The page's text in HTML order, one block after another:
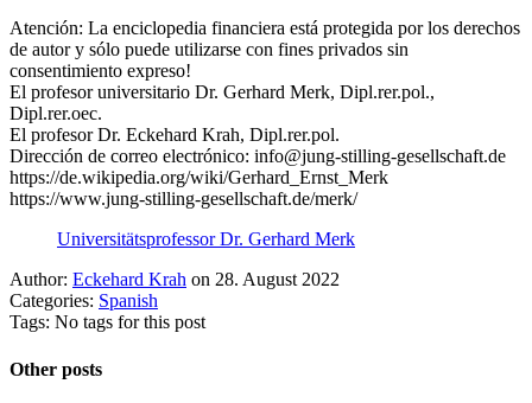
Atención: La enciclopedia financiera está protegida por los derechos
de autor y sólo puede utilizarse con fines privados sin
consentimiento expreso!
El profesor universitario Dr. Gerhard Merk, Dipl.rer.pol.,
Dipl.rer.oec.
El profesor Dr. Eckehard Krah, Dipl.rer.pol.
Dirección de correo electrónico: info@jung-stilling-gesellschaft.de
https://de.wikipedia.org/wiki/Gerhard_Ernst_Merk
https://www.jung-stilling-gesellschaft.de/merk/
Universitätsprofessor Dr. Gerhard Merk
Author: Eckehard Krah on 28. August 2022
Categories: Spanish
Tags: No tags for this post
Other posts